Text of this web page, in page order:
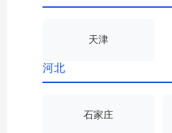
天津
河北
石家庄